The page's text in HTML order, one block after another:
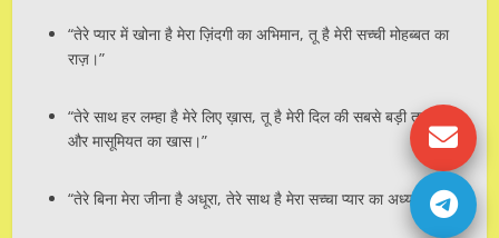
“तेरे प्यार में खोना है मेरा ज़िंदगी का अभिमान, तू है मेरी सच्ची मोहब्बत का
राज़।”
“तेरे साथ हर लम्हा है मेरे लिए ख़ास, तू है मेरी दिल की सबसे बड़ी ताक़त
और मासूमियत का खास।”
“तेरे बिना मेरा जीना है अधूरा, तेरे साथ है मेरा सच्चा प्यार का अध्याय।”